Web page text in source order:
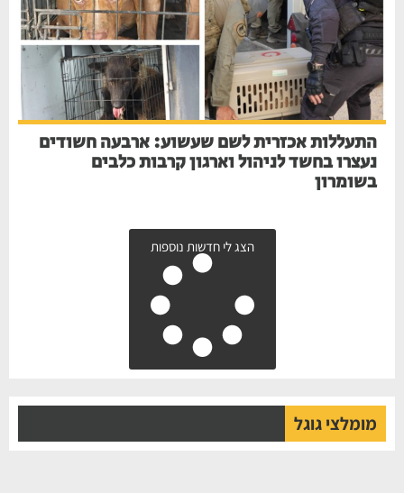
התעללות אכזרית לשם שעשוע: ארבעה חשודים
נעצרו בחשד לניהול וארגון קרבות כלבים
בשומרון
הצג לי חדשות נוספות
מומלצי גוגל